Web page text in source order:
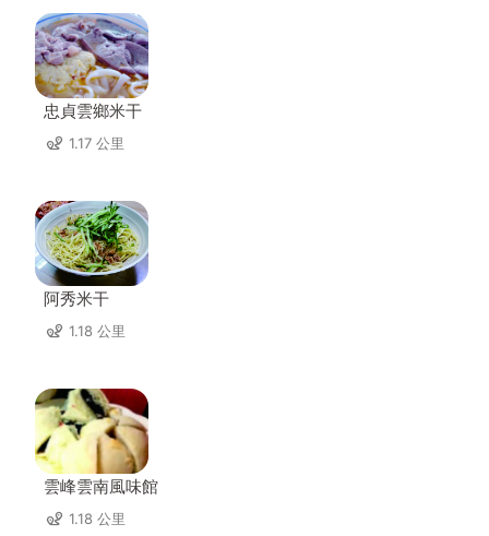
忠貞雲鄉米干
1.17 公里
阿秀米干
1.18 公里
雲峰雲南風味館
1.18 公里